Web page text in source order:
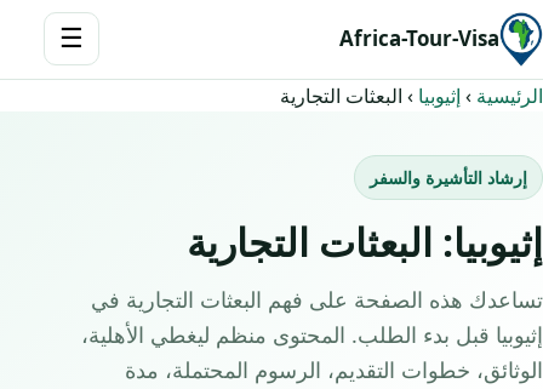
Africa-Tour-Visa
☰
الرئيسية › إثيوبيا › البعثات التجارية
إرشاد التأشيرة والسفر
إثيوبيا: البعثات التجارية
تساعدك هذه الصفحة على فهم البعثات التجارية في
إثيوبيا قبل بدء الطلب. المحتوى منظم ليغطي الأهلية،
الوثائق، خطوات التقديم، الرسوم المحتملة، مدة